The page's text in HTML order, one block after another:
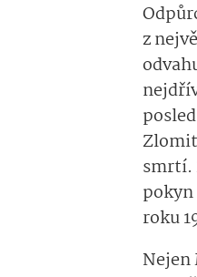
z
smrtí.
roku
Nejen